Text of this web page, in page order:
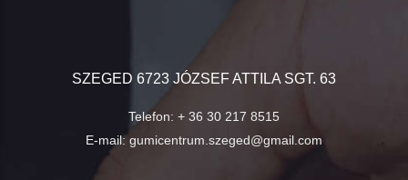
SZEGED 6723 JÓZSEF ATTILA SGT. 63
Telefon: + 36 30 217 8515
E-mail: gumicentrum.szeged@gmail.com